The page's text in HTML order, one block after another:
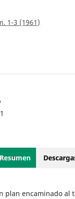
1-3 (1961)
Resumen
plan encaminado al